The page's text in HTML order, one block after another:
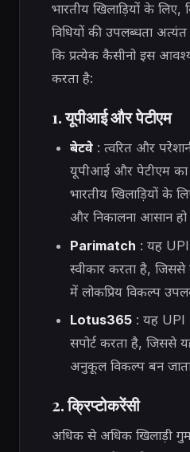
भारतीय खिलाड़ियों के लिए,
विधियों की उपलब्धता
कि प्रत्येक कैसीनो इस
करता है:
1. यूपीआई और पेटीएम
बेटवे: त्वरित और
यूपीआई और पेटीएम का
भारतीय खिलाड़ियों के
और निकालना आसान हो
Parimatch : यह
स्वीकार करता है,
में लोकप्रिय विकल्प
Lotus365: यह UPI
सपोर्ट करता है, जिससे
अनुकूल विकल्प बन
2. क्रिप्टोकरेंसी
अधिक से अधिक खिलाड़ी